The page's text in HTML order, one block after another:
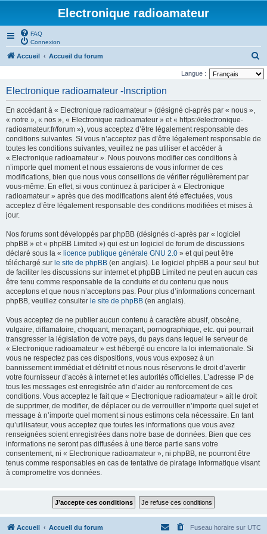
Electronique radioamateur
FAQ
Connexion
Accueil Accueil du forum
e
Langue :
Electronique radioamateur -Inscription
En accédant à « Electronique radioamateur » (désigné ci-après par « nous »,
« notre », « nos », « Electronique radioamateur » et « https://electronique-
radioamateur.fr/forum »), vous acceptez d’être légalement responsable des
conditions suivantes. Si vous n’acceptez pas d’être légalement responsable de
toutes les conditions suivantes, veuillez ne pas utiliser et accéder à
« Electronique radioamateur ». Nous pouvons modifier ces conditions à
n’importe quel moment et nous essaierons de vous informer de ces
modifications, bien que nous vous conseillons de vérifier régulièrement par
vous-même. En effet, si vous continuez à participer à « Electronique
radioamateur » après que des modifications aient été effectuées, vous
acceptez d’être légalement responsable des conditions modifiées et mises à
jour.
Nos forums sont développés par phpBB (désignés ci-après par « logiciel
phpBB » et « phpBB Limited ») qui est un logiciel de forum de discussions
déclaré sous la « licence publique générale GNU 2.0 » et qui peut être
téléchargé sur le site de phpBB (en anglais). Le logiciel phpBB a pour seul but
de faciliter les discussions sur internet et phpBB Limited ne peut en aucun cas
être tenu comme responsable de la conduite et du contenu que nous
acceptons et que nous n’acceptons pas. Pour plus d’informations concernant
phpBB, veuillez consulter le site de phpBB (en anglais).
Vous acceptez de ne publier aucun contenu à caractère abusif, obscène,
vulgaire, diffamatoire, choquant, menaçant, pornographique, etc. qui pourrait
transgresser la législation de votre pays, du pays dans lequel le serveur de
« Electronique radioamateur » est hébergé ou encore la loi internationale. Si
vous ne respectez pas ces dispositions, vous vous exposez à un
bannissement immédiat et définitif et nous nous réservons le droit d’avertir
votre fournisseur d’accès à internet et les autorités officielles. L’adresse IP de
tous les messages est enregistrée afin d’aider au renforcement de ces
conditions. Vous acceptez le fait que « Electronique radioamateur » ait le droit
de supprimer, de modifier, de déplacer ou de verrouiller n’importe quel sujet et
message à n’importe quel moment si nous estimons cela nécessaire. En tant
qu’utilisateur, vous acceptez que toutes les informations que vous avez
renseignées soient enregistrées dans notre base de données. Bien que ces
informations ne seront pas diffusées à une tierce partie sans votre
consentement, ni « Electronique radioamateur », ni phpBB, ne pourront être
tenus comme responsables en cas de tentative de piratage informatique visant
à compromettre vos données.
Accueil Accueil du forum Fuseau horaire sur UTC